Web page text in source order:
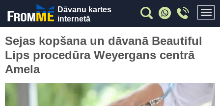
Dāvanu kartes
internetā
Sejas kopšana un dāvanā Beautiful
Lips procedūra Weyergans centrā
Amela